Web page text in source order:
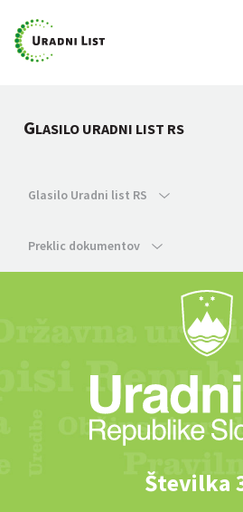
GLASILO URADNI LIST RS
Glasilo Uradni list RS
Preklic dokumentov
Številka